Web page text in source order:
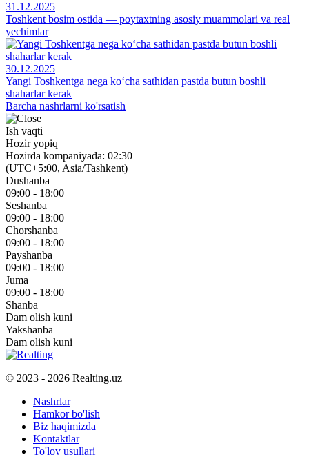
31.12.2025
Toshkent bosim ostida — poytaxtning asosiy muammolari va real
yechimlar
30.12.2025
Yangi Toshkentga nega ko‘cha sathidan pastda butun boshli
shaharlar kerak
Barcha nashrlarni ko'rsatish
Ish vaqti
Hozir yopiq
Hozirda kompaniyada: 02:30
(UTC+5:00, Asia/Tashkent)
Dushanba
09:00 - 18:00
Seshanba
09:00 - 18:00
Chorshanba
09:00 - 18:00
Payshanba
09:00 - 18:00
Juma
09:00 - 18:00
Shanba
Dam olish kuni
Yakshanba
Dam olish kuni
© 2023 - 2026 Realting.uz
Nashrlar
Hamkor bo'lish
Biz haqimizda
Kontaktlar
To'lov usullari